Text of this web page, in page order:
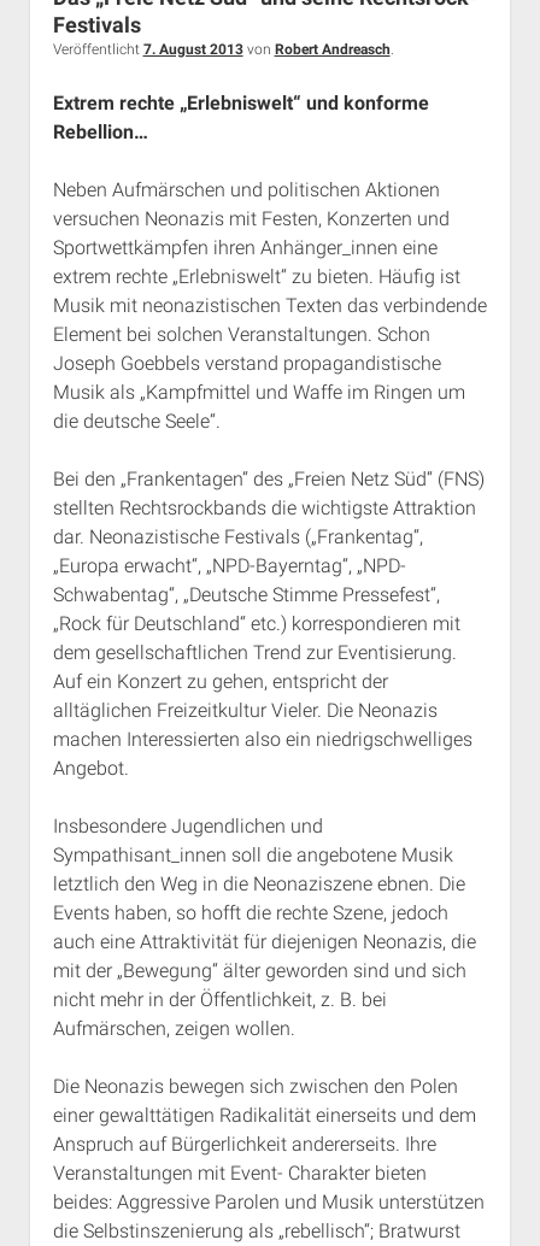
RSS-Feeds, Twitter & Facebook
Bibliothek
Festivals
Veröffentlicht 7. August 2013von Robert Andreasch
Extrem rechte „Erlebniswelt“ und konforme
Rebellion…
Neben Aufmärschen und politischen Aktionen
versuchen Neonazis mit Festen, Konzerten und
Sportwettkämpfen ihren Anhänger_innen eine
extrem rechte „Erlebniswelt“ zu bieten. Häufig ist
Musik mit neonazistischen Texten das verbindende
Element bei solchen Veranstaltungen. Schon
Joseph Goebbels verstand propagandistische
Musik als „Kampfmittel und Waffe im Ringen um
die deutsche Seele“.
Bei den „Frankentagen“ des „Freien Netz Süd“ (FNS)
stellten Rechtsrockbands die wichtigste Attraktion
dar. Neonazistische Festivals („Frankentag“,
„Europa erwacht“, „NPD-Bayerntag“, „NPD-
Schwabentag“, „Deutsche Stimme Pressefest“,
„Rock für Deutschland“ etc.) korrespondieren mit
dem gesellschaftlichen Trend zur Eventisierung.
Auf ein Konzert zu gehen, entspricht der
alltäglichen Freizeitkultur Vieler. Die Neonazis
machen Interessierten also ein niedrigschwelliges
Angebot.
Insbesondere Jugendlichen und
Sympathisant_innen soll die angebotene Musik
letztlich den Weg in die Neonaziszene ebnen. Die
Events haben, so hofft die rechte Szene, jedoch
auch eine Attraktivität für diejenigen Neonazis, die
mit der „Bewegung“ älter geworden sind und sich
nicht mehr in der Öffentlichkeit, z. B. bei
Aufmärschen, zeigen wollen.
Die Neonazis bewegen sich zwischen den Polen
einer gewalttätigen Radikalität einerseits und dem
Anspruch auf Bürgerlichkeit andererseits. Ihre
Veranstaltungen mit Event- Charakter bieten
beides: Aggressive Parolen und Musik unterstützen
die Selbstinszenierung als „rebellisch“; Bratwurst